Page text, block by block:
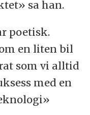
sa han.
poetisk.
en liten bil
som vi alltid
med en